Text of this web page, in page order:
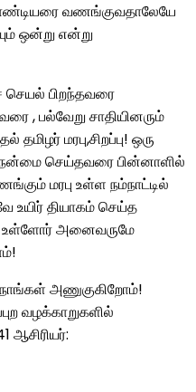
வணங்குவதாலேயே
ஒன்று என்று
செயல் பிறந்தவரை
, பல்வேறு சாதியினரும்
மரபு,சிறப்பு! ஒரு
நன்மை செய்தவரை பின்னாளில்
மரபு உள்ள நம்நாட்டில்
உயிர் தியாகம் செய்த
உள்ளோர் அனைவருமே
அணுகுகிறோம்!
வழக்காறுகளில்
ஆசிரியர்: